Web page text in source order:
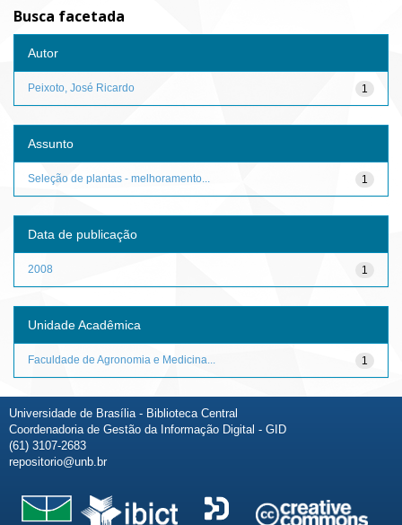
Busca facetada
Autor
1
Peixoto, José Ricardo
Assunto
1
Seleção de plantas - melhoramento...
Data de publicação
1
2008
Unidade Acadêmica
1
Faculdade de Agronomia e Medicina...
Universidade de Brasília - Biblioteca Central
Coordenadoria de Gestão da Informação Digital - GID
(61) 3107-2683
repositorio@unb.br